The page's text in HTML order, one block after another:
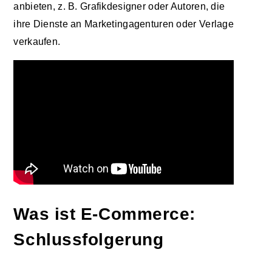
anbieten, z. B. Grafikdesigner oder Autoren, die
ihre Dienste an Marketingagenturen oder Verlage
verkaufen.
Was ist E-Commerce:
Schlussfolgerung